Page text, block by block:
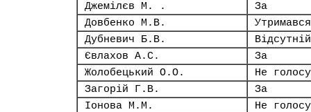
Джемілєв М. .
За
Довбенко М.В.
Утримався
Дубневич Б.В.
Відсутній
Євлахов А.С.
За
Жолобецький О.О.
Не
Загорій Г.В.
За
Іонова М.М.
Не